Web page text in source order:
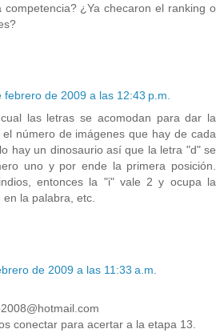
competencia? ¿Ya checaron el ranking o
febrero de 2009 a las 12:43 p.m.
las letras se acomodan para dar la
número de imágenes que hay de cada
hay un dinosaurio así que la letra "d" se
uno y por ende la primera posición.
entonces la "i" vale 2 y ocupa la
la palabra, etc.
de 2009 a las 11:33 a.m.
conectar para acertar a la etapa 13.